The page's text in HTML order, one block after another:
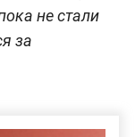
не стали
за